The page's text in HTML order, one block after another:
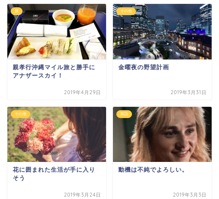
旅
親孝行沖縄マイル旅と勝手に
アナザースカイ！
2019年4月29日
その他
金曜夜の野望計画
2019年3月31日
その他
花に囲まれた生活が手に入り
そう
2019年3月24日
英語
動機は不純でよろしい。
2019年3月3日